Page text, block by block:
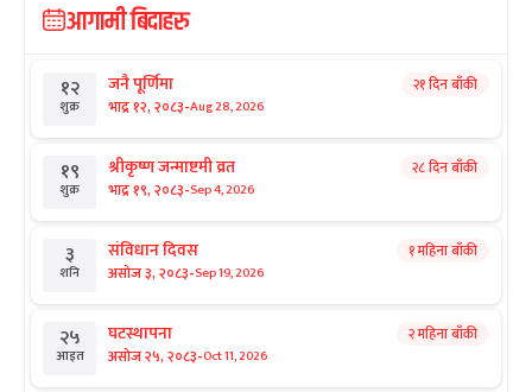
आगामी बिदाहरु
१२
शुक्र
जनै पूर्णिमा
भाद्र १२, २०८३-Aug 28, 2026
२१ दिन बाँकी
१९
शुक्र
श्रीकृष्ण जन्माष्टमी व्रत
भाद्र १९, २०८३-Sep 4, 2026
२८ दिन बाँकी
३
शनि
संविधान दिवस
असोज ३, २०८३-Sep 19, 2026
१ महिना बाँकी
२५
आइत
घटस्थापना
असोज २५, २०८३-Oct 11, 2026
२ महिना बाँकी